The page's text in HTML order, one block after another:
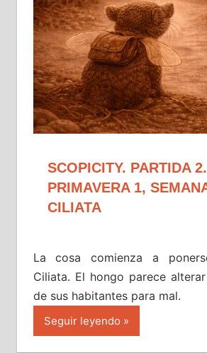
SCOPICITY. PARTIDA 2.
PRIMAVERA 1,
CILIATA
La cosa comienza a
Ciliata. El hongo parece
de sus habitantes para mal.
Seguir leyendo